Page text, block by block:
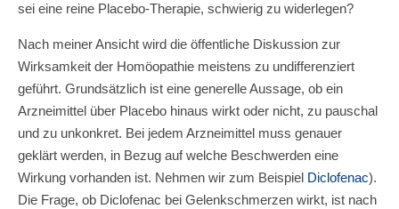
sei eine reine Placebo-Therapie, schwierig zu widerlegen?
Nach meiner Ansicht wird die öffentliche Diskussion zur
Wirksamkeit der Homöopathie meistens zu undifferenziert
geführt. Grundsätzlich ist eine generelle Aussage, ob ein
Arzneimittel über Placebo hinaus wirkt oder nicht, zu pauschal
und zu unkonkret. Bei jedem Arzneimittel muss genauer
geklärt werden, in Bezug auf welche Beschwerden eine
Wirkung vorhanden ist. Nehmen wir zum Beispiel Diclofenac).
Die Frage, ob Diclofenac bei Gelenkschmerzen wirkt, ist nach